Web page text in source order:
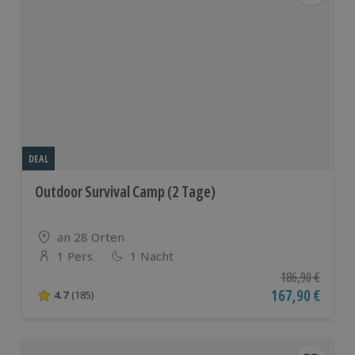
DEAL
Outdoor Survival Camp (2 Tage)
Standort
an 28 Orten
Anzahl der Teilnehmer
1 Pers. 1 Nacht
4.7 von 5 Sternen basierend auf 185 Bewertungen
4.7 (185)
Ursprünglicher
186,90 €
Aktueller Preis
167,90 €